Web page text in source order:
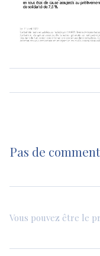
Pas de
Vous pouvez être le